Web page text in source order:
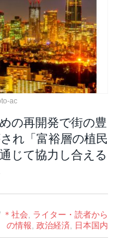
ac
の再開発で街の豊
れ「富裕層の植民
じて協力し合える
＊社会
ライター・読者から
の情報 政治経済 日本国内